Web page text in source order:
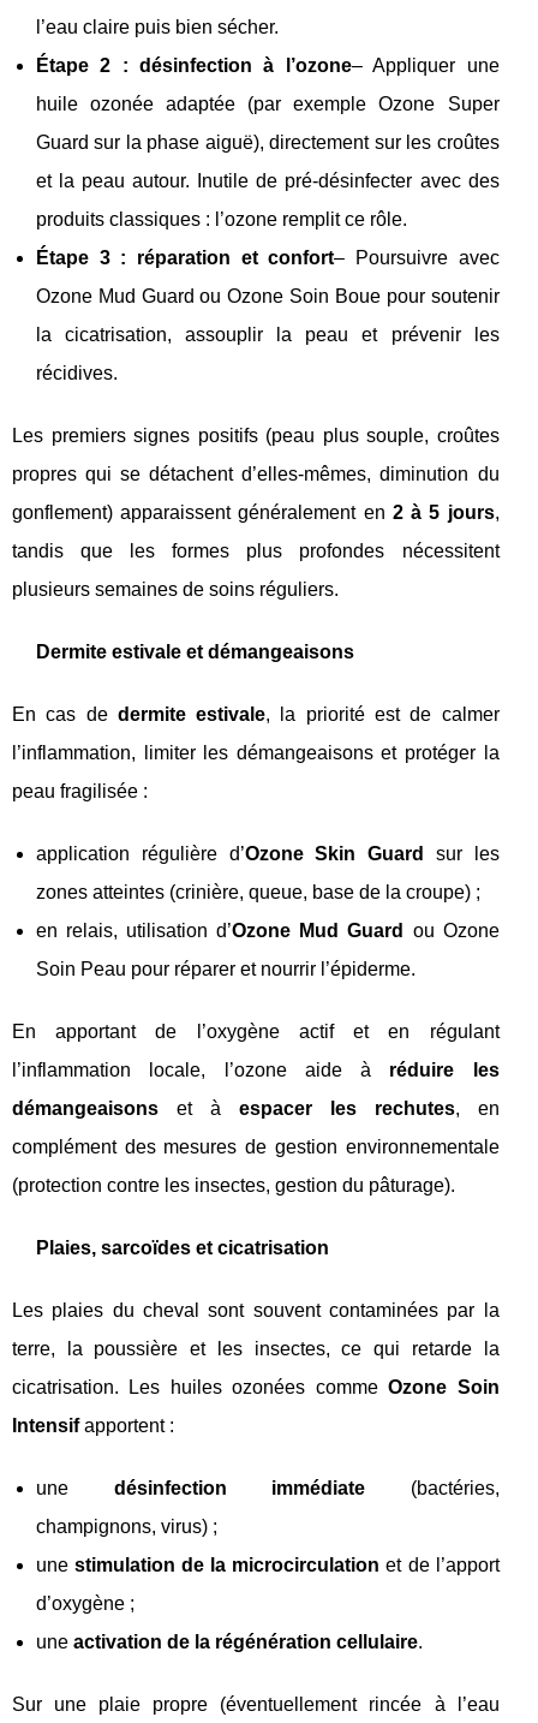
l’eau claire puis bien sécher.
Étape 2 : désinfection à l’ozone– Appliquer une
huile ozonée adaptée (par exemple Ozone Super
Guard sur la phase aiguë), directement sur les croûtes
et la peau autour. Inutile de pré‑désinfecter avec des
produits classiques : l’ozone remplit ce rôle.
Étape 3 : réparation et confort– Poursuivre avec
Ozone Mud Guard ou Ozone Soin Boue pour soutenir
la cicatrisation, assouplir la peau et prévenir les
récidives.
Les premiers signes positifs (peau plus souple, croûtes
propres qui se détachent d’elles‑mêmes, diminution du
gonflement) apparaissent généralement en 2 à 5 jours,
tandis que les formes plus profondes nécessitent
plusieurs semaines de soins réguliers.
Dermite estivale et démangeaisons
En cas de dermite estivale, la priorité est de calmer
l’inflammation, limiter les démangeaisons et protéger la
peau fragilisée :
application régulière d’Ozone Skin Guard
sur les
zones atteintes (crinière, queue, base de la croupe) ;
en relais, utilisation d’Ozone Mud Guard
ou Ozone
Soin Peau pour réparer et nourrir l’épiderme.
En apportant de l’oxygène actif et en régulant
l’inflammation locale, l’ozone aide à réduire les
démangeaisons et à espacer les rechutes, en
complément des mesures de gestion environnementale
(protection contre les insectes, gestion du pâturage).
Plaies, sarcoïdes et cicatrisation
Les plaies du cheval sont souvent contaminées par la
terre, la poussière et les insectes, ce qui retarde la
cicatrisation. Les huiles ozonées commeOzone Soin
Intensifapportent :
une désinfection immédiate (bactéries,
champignons, virus) ;
unestimulation de la microcirculation et de l’apport
d’oxygène ;
une activation de la régénération cellulaire.
Sur une plaie propre (éventuellement rincée à l’eau